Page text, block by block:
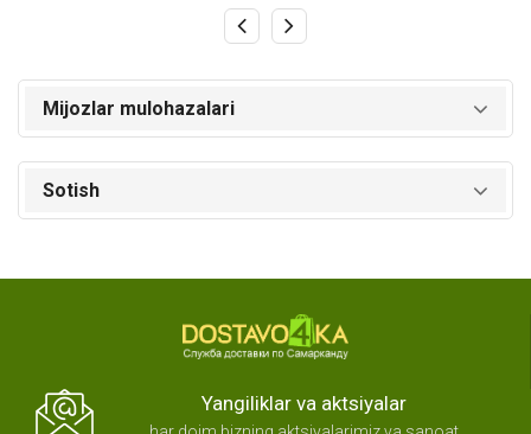
Mijozlar mulohazalari
Sotish
Yangiliklar va aktsiyalar